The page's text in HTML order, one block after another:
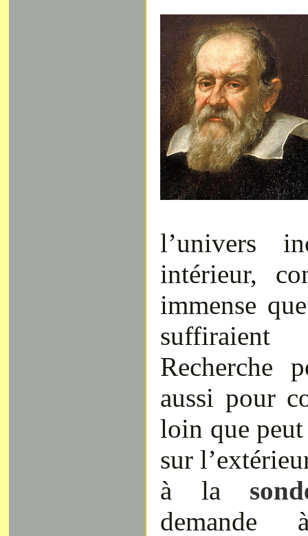
l’univers
intérieur,
immense
suffiraient
Recherche
aussi pour
loin que
sur
à la
demande